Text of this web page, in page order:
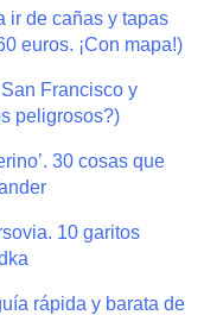
ir de cañas y tapas
euros. ¡Con mapa!)
Francisco y
peligrosos?)
30 cosas que
10 garitos
rápida y barata de